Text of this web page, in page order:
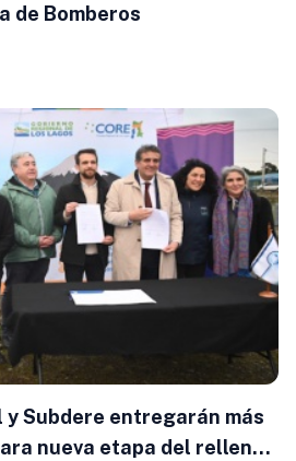
de Bomberos
y Subdere entregarán más
nueva etapa del relleno